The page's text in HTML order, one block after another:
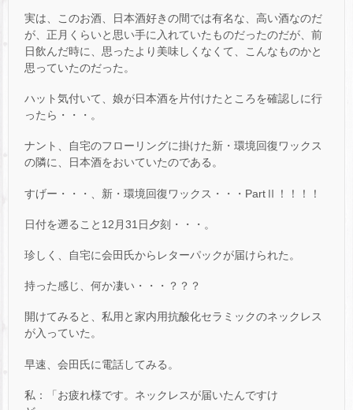
実は、このお酒、日本酒好きの間では有名な、高い酒なのだ
が、正月くらいと思い手に入れていたものだったのだが、前
日飲んだ時に、思ったより美味しくなくて、こんなものかと
思っていたのだった。
ハット気付いて、娘が日本酒を片付けたところを確認しに行
ったら・・・。
ナント、自宅のフローリングに掛けた新・環境回復ワックス
の隣に、日本酒をおいていたのである。
すげー・・・、新・環境回復ワックス・・・PartⅡ！！！！
日付を遡ること12月31日夕刻・・・。
珍しく、自宅に会田氏からレターパックが届けられた。
持った感じ、何か凄い・・・？？？
開けてみると、私用と家内用抗酸化セラミックのネックレス
が入っていた。
早速、会田氏に電話してみる。
私：「お疲れ様です。ネックレスが届いたんですけ